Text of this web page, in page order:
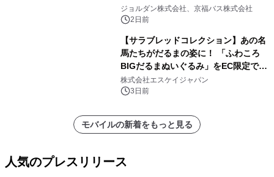
ジョルダン株式会社、京福バス株式会社
2日前
【サラブレッドコレクション】あの名
馬たちがだるまの姿に！ 「ふわころ
BIGだるまぬいぐるみ」をEC限定で受
注販売開始
株式会社エスケイジャパン
3日前
モバイルの新着をもっと見る
人気のプレスリリース